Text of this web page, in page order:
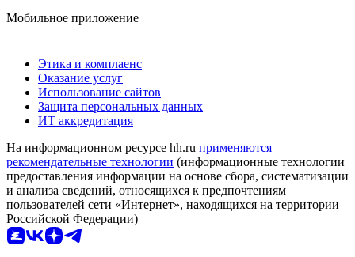
Мобильное приложение
Этика и комплаенс
Оказание услуг
Использование сайтов
Защита персональных данных
ИТ аккредитация
На информационном ресурсе hh.ru применяются
рекомендательные технологии (информационные технологии
предоставления информации на основе сбора, систематизации
и анализа сведений, относящихся к предпочтениям
пользователей сети «Интернет», находящихся на территории
Российской Федерации)